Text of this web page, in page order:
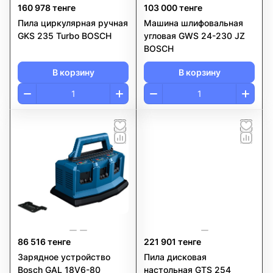
160 978 тенге
Пила циркулярная ручная
GKS 235 Turbo BOSCH
В корзину
103 000 тенге
Машина шлифовальная
угловая GWS 24-230 JZ
BOSCH
В корзину
86 516 тенге
Зарядное устройство
Bosch GAL 18V6-80
221 901 тенге
Пила дисковая
настольная GTS 254